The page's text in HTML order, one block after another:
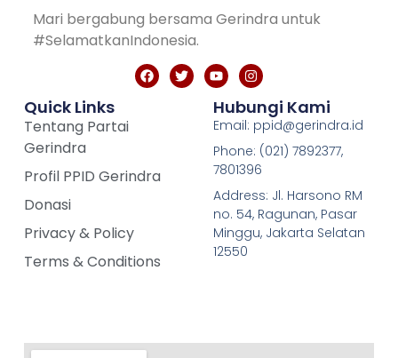
Mari bergabung bersama Gerindra untuk
#SelamatkanIndonesia.
Quick Links
Tentang Partai
Gerindra
Profil PPID Gerindra
Donasi
Privacy & Policy
Terms & Conditions
Hubungi Kami
Email: ppid@gerindra.id
Phone: (021) 7892377,
7801396
Address: Jl. Harsono RM
no. 54, Ragunan, Pasar
Minggu, Jakarta Selatan
12550